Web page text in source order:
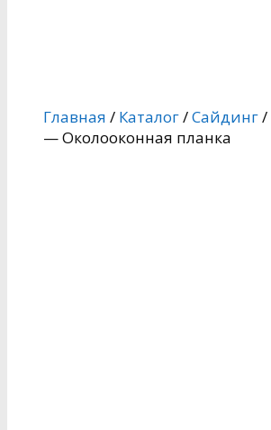
Главная / Каталог/Сайдинг/
— Околооконная планка